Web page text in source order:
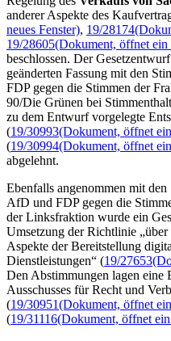
anderer Aspekte des
neues Fenster), 19/28174
19/28605(Dokument, öffnet ein
beschlossen. Der
geänderten Fassung mit den
FDP gegen die Stimmen der
90/Die Grünen bei
zu dem Entwurf vorgelegte
(19/30993(Dokument, öffnet
(19/30994(Dokument, öffnet
abgelehnt.
Ebenfalls angenommen mit
AfD und FDP gegen die
der Linksfraktion wurde ein
Umsetzung der Richtlinie
Aspekte der Bereitstellung
Dienstleistungen“ (19/27653
Den Abstimmungen lagen eine
Ausschusses für Recht und
(19/30951(Dokument, öffnet
(19/31116(Dokument, öffnet ein